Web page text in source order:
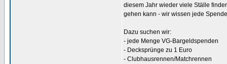
diesem Jahr wieder viele Ställe
gehen kann - wir wissen jede
Dazu suchen wir:
- jede Menge VG-Bargeldspenden
- Decksprünge zu 1 Euro
- Clubhausrennen/Matchrennen